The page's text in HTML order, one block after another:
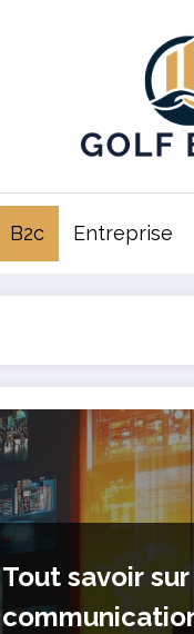
B2c Entreprise
Tout savoir